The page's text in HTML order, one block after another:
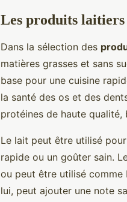
Les produits laitiers
Dans la sélection des
matières grasses et sans
base pour une cuisine
la santé des os et des
protéines de haute qualité,
Le lait peut être utilisé
rapide ou un goûter sain.
ou peut être utilisé comme
lui, peut ajouter une note